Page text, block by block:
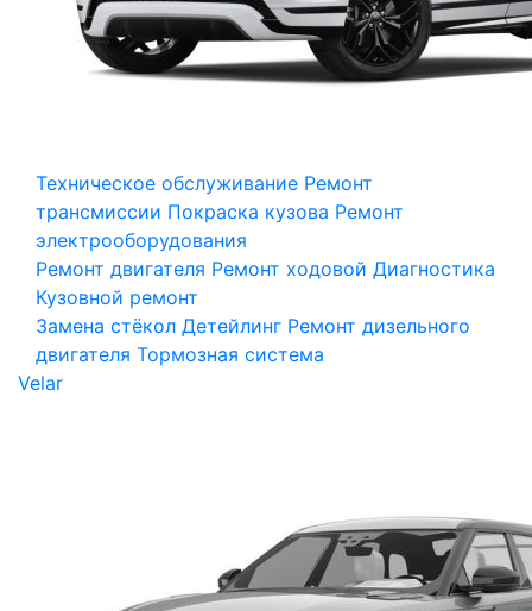
Техническое обслуживание Ремонт
трансмиссии Покраска кузова Ремонт
электрооборудования
Ремонт двигателя Ремонт ходовой Диагностика
Кузовной ремонт
Замена стёкол Детейлинг Ремонт дизельного
двигателя Тормозная система
Velar